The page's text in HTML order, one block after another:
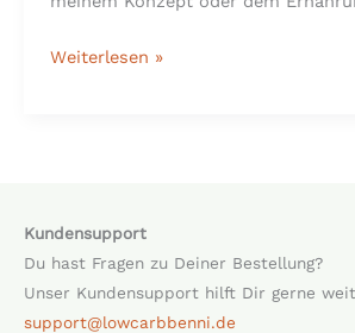
Weiterlesen »
Kundensupport
Du hast Fragen zu Deiner Bestellung?
Unser Kundensupport hilft Dir gerne
support@lowcarbbenni.de